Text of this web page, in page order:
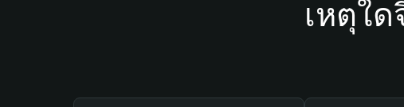
เหตุใ